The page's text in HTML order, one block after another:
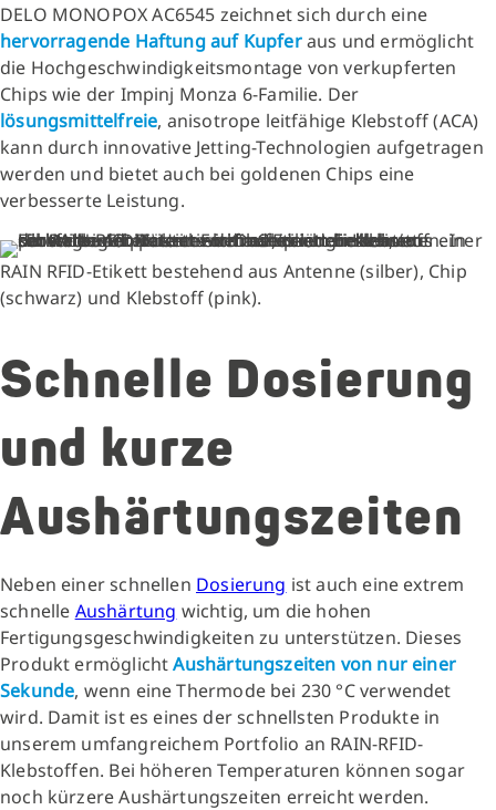
DELO MONOPOX AC6545 zeichnet sich durch eine
hervorragende Haftung auf Kupferaus und ermöglicht
die Hochgeschwindigkeitsmontage von verkupferten
Chips wie der Impinj Monza 6-Familie. Der
lösungsmittelfreie, anisotrope leitfähige Klebstoff (ACA)
kann durch innovative Jetting-Technologien aufgetragen
werden und bietet auch bei goldenen Chips eine
verbesserte Leistung.
RAIN RFID-Etikett bestehend aus Antenne (silber), Chip
(schwarz) und Klebstoff (pink).
Schnelle Dosierung
und kurze
Aushärtungszeiten
Neben einer schnellen Dosierung ist auch eine extrem
schnelle Aushärtung wichtig, um die hohen
Fertigungsgeschwindigkeiten zu unterstützen. Dieses
Produkt ermöglichtAushärtungszeiten von nur einer
Sekunde, wenn eine Thermode bei 230 °C verwendet
wird. Damit ist es eines der schnellsten Produkte in
unserem umfangreichem Portfolio an RAIN-RFID-
Klebstoffen. Bei höheren Temperaturen können sogar
noch kürzere Aushärtungszeiten erreicht werden.